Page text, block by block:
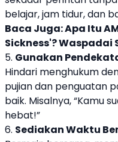
belajar, jam tidur, dan
Baca Juga:Apa Itu
Sickness'?
5. Gunakan
Hindari menghukum
pujian dan penguatan
baik. Misalnya, “Kamu
hebat!”
6. Sediakan Waktu